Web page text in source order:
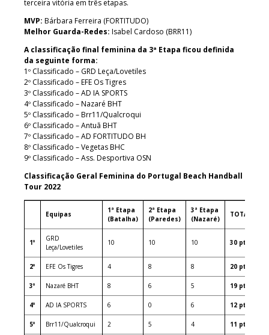
terceira vitória em três etapas.
MVP: Bárbara Ferreira (FORTITUDO)
Melhor Guarda-Redes: Isabel Cardoso (BRR11)
A classificação final feminina da 3ª Etapa ficou definida
da seguinte forma:
1º Classificado – GRD Leça/Lovetiles
2º Classificado – EFE Os Tigres
3º Classificado – AD IA SPORTS
4º Classificado – Nazaré BHT
5º Classificado – Brr11/Qualcroqui
6º Classificado – Antuã BHT
7º Classificado – AD FORTITUDO BH
8º Classificado – Vegetas BHC
9º Classificado – Ass. Desportiva OSN
Classificação Geral Feminina do Portugal Beach Handball
Tour 2022
Equipas
1ª Etapa
(Batalha)
2ª Etapa
(Paredes)
3ª Etapa
(Nazaré)
TOTAL
1º
GRD
Leça/Lovetiles
10 10 10 30 pts
2º EFE Os Tigres 4 8 8 20 pts
3º Nazaré BHT 8 6 5 19 pts
4º AD IA SPORTS 6 0 6 12 pts
5º Brr11/Qualcroqui 2 5 4 11 pts